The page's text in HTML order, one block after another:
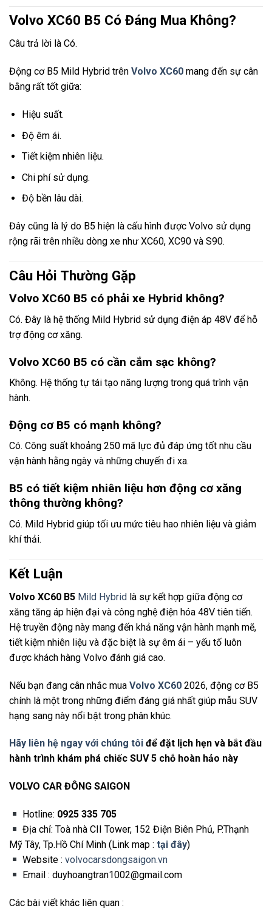
Volvo XC60 B5 Có Đáng Mua Không?
Câu trả lời là Có.
Động cơ B5 Mild Hybrid trên Volvo XC60 mang đến sự cân
bằng rất tốt giữa:
Hiệu suất.
Độ êm ái.
Tiết kiệm nhiên liệu.
Chi phí sử dụng.
Độ bền lâu dài.
Đây cũng là lý do B5 hiện là cấu hình được Volvo sử dụng
rộng rãi trên nhiều dòng xe như XC60, XC90 và S90.
Câu Hỏi Thường Gặp
Volvo XC60 B5 có phải xe Hybrid không?
Có. Đây là hệ thống Mild Hybrid sử dụng điện áp 48V để hỗ
trợ động cơ xăng.
Volvo XC60 B5 có cần cắm sạc không?
Không. Hệ thống tự tái tạo năng lượng trong quá trình vận
hành.
Động cơ B5 có mạnh không?
Có. Công suất khoảng 250 mã lực đủ đáp ứng tốt nhu cầu
vận hành hằng ngày và những chuyến đi xa.
B5 có tiết kiệm nhiên liệu hơn động cơ xăng
thông thường không?
Có. Mild Hybrid giúp tối ưu mức tiêu hao nhiên liệu và giảm
khí thải.
Kết Luận
Volvo XC60 B5 Mild Hybrid là sự kết hợp giữa động cơ
xăng tăng áp hiện đại và công nghệ điện hóa 48V tiên tiến.
Hệ truyền động này mang đến khả năng vận hành mạnh mẽ,
tiết kiệm nhiên liệu và đặc biệt là sự êm ái – yếu tố luôn
được khách hàng Volvo đánh giá cao.
Nếu bạn đang cân nhắc mua Volvo XC60 2026, động cơ B5
chính là một trong những điểm đáng giá nhất giúp mẫu SUV
hạng sang này nổi bật trong phân khúc.
Hãy liên hệ ngay với chúng tôi để đặt lịch hẹn và bắt đầu
hành trình khám phá chiếc SUV 5 chỗ hoàn hảo này
VOLVO CAR ĐÔNG SAIGON
Hotline: 0925 335 705
Địa chỉ: Toà nhà CII Tower, 152 Điện Biên Phủ, P.Thạnh
Mỹ Tây, Tp.Hồ Chí Minh (Link map : tại đây)
Website :volvocarsdongsaigon.vn
Email : duyhoangtran1002@gmail.com
Các bài viết khác liên quan :